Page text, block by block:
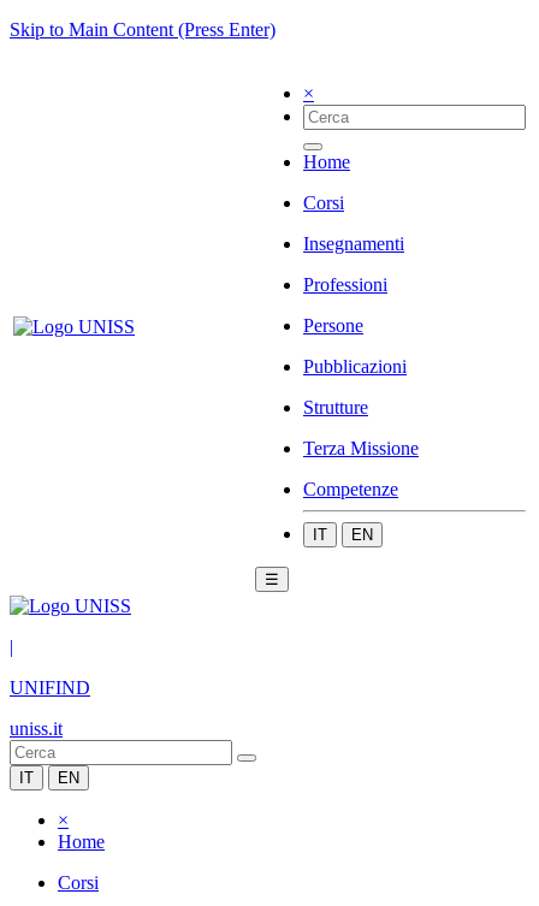
Skip to Main Content (Press Enter)
×
Home
Corsi
Insegnamenti
Professioni
Persone
Pubblicazioni
Strutture
Terza Missione
Competenze
IT EN
☰
|
UNIFIND
uniss.it
IT EN
×
Home
Corsi